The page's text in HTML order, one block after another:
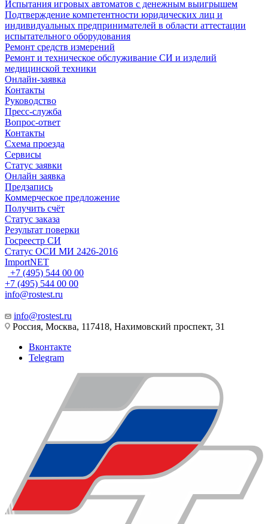
Испытания игровых автоматов с денежным выигрышем
Подтверждение компетентности юридических лиц и
индивидуальных предпринимателей в области аттестации
испытательного оборудования
Ремонт средств измерений
Ремонт и техническое обслуживание СИ и изделий
медицинской техники
Онлайн-заявка
Контакты
Руководство
Пресс-служба
Вопрос-ответ
Контакты
Схема проезда
Сервисы
Статус заявки
Онлайн заявка
Предзапись
Коммерческое предложение
Получить счёт
Статус заказа
Результат поверки
Госреестр СИ
Статус ОСИ МИ 2426-2016
ImportNET
+7 (495) 544 00 00
+7 (495) 544 00 00
info@rostest.ru
info@rostest.ru
Россия, Москва, 117418, Нахимовский проспект, 31
Вконтакте
Telegram